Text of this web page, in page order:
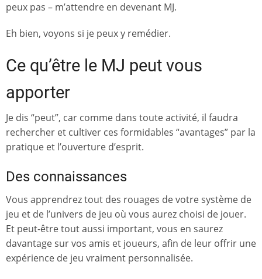
peux pas – m’attendre en devenant MJ.
Eh bien, voyons si je peux y remédier.
Ce qu’être le MJ peut vous
apporter
Je dis “peut”, car comme dans toute activité, il faudra
rechercher et cultiver ces formidables “avantages” par la
pratique et l’ouverture d’esprit.
Des connaissances
Vous apprendrez tout des rouages de votre système de
jeu et de l’univers de jeu où vous aurez choisi de jouer.
Et peut-être tout aussi important, vous en saurez
davantage sur vos amis et joueurs, afin de leur offrir une
expérience de jeu vraiment personnalisée.